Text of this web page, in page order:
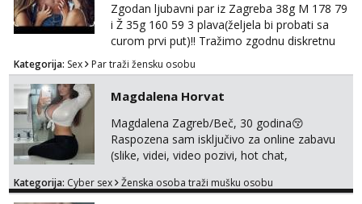
Zgodan ljubavni par iz Zagreba 38g M 178 79
i Ž 35g 160 59 3 plava(željela bi probati sa
curom prvi put)!! Tražimo zgodnu diskretnu
curu koja bi nas promatrala dok imamo
žestok odnos. Može se pridruziti ali i ne
mora.Bitno da uzivamo diskretno anonimno
bez upoznavanja puno.Sliku mozemo
razmjeniti,ali najbolje uzivo se upoznati. Na
goo smo do 15.8 poslije tog mozemo se
druziti,javi se na mail il...
Kategorija: Sex Par traži žensku osobu
Magdalena Horvat
Magdalena Zagreb/Beč, 30 godina😚
Raspozena sam isključivo za online zabavu
(slike, videi, video pozivi, hot chat,
oglasu su MOJE❗ Instagram:
Kategorija: Cyber sex Ženska osoba traži mušku osobu